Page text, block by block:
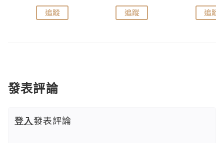
追蹤 追蹤 追蹤
發表評論
登入發表評論